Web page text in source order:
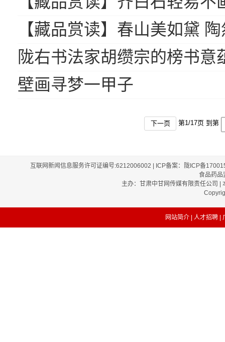
【藏品赏读】春山美如黛
陇右书法家胡缵宗的榜书意
壁画寻梦一甲子
下一页 第1/17页 到第
互联网新闻信息服务许可证编号:6212006002 | ICP备案：陇ICP备
食品药品
主办：甘肃中甘网传媒有限责任公司
网站简介 人才招聘